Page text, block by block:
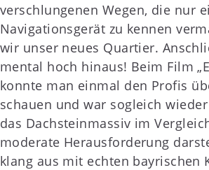
verschlungenen Wegen, die nur
Navigationsgerät zu kennen
wir unser neues Quartier.
mental hoch hinaus! Beim Film
konnte man einmal den Profis
schauen und war sogleich
das Dachsteinmassiv im
moderate Herausforderung
klang aus mit echten bayrischen